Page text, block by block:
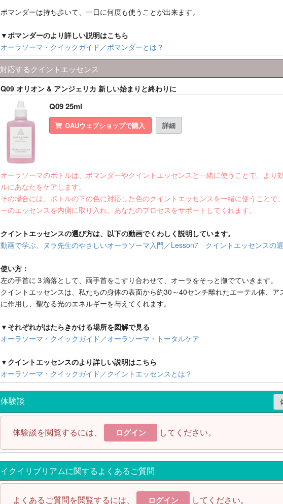
ポマンダーは持ち歩いて、一日に何度も使うことが出来ます。
▼ポマンダーのより詳しい説明はこちら
オーラソーマ・クイックガイド／ポマンダーとは？
対応するクイントエッセンス
Q09 オリオン & アンジェリカ 新しい始まりと終わりに
Q09 25ml
OAUウェブショップで購入 詳細
オーラソーマのボトルは、ポマンダーやクイントエッセンスと一緒に使うことで、より
ルにあなたをケアします。
その場合には、ボトルの下の色に対応した色のクイントエッセンスを一緒に使うことで
ーのエッセンスを内側に取り入れ、あなたのプロセスをサポートしてくれます。
クイントエッセンスの選び方は、以下の動画でくわしく説明しています。
動画で学ぶ、ヌラ先生のやさしいオーラソーマ入門／Lesson7 クイントエッセンスの
使い方：
左の手首に３滴落として、両手首をこすり合わせて、オーラをそっと撫でていきます。
クイントエッセンスは、私たちの身体の表面から約30～40センチ離れたエーテル体、ア
に作用し、聖なる光のエネルギーを与えてくれます。
▼それぞれがはたらきかける場所を図解で見る
オーラソーマ・クイックガイド／オーラソーマ・トータルケア
▼クイントエッセンスのより詳しい説明はこちら
オーラソーマ・クイックガイド／クイントエッセンスとは？
体験談
体験談を閲覧するには、 ログイン してください。
イクイリブリアムに関するよくあるご質問
よくあるご質問を閲覧するには、 ログイン してください。